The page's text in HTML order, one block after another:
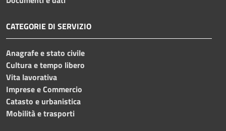
CATEGORIE DI SERVIZIO
Anagrafe e stato civile
Cultura e tempo libero
Vita lavorativa
Imprese e Commercio
Catasto e urbanistica
Mobilità e trasporti